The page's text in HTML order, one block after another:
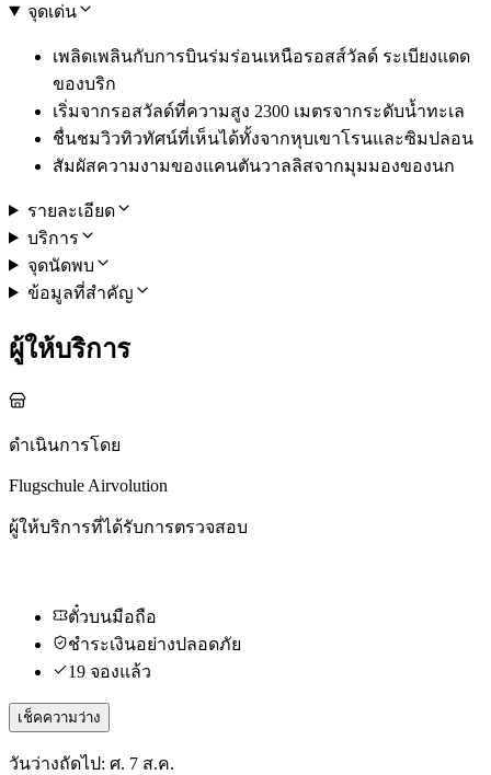
จุดเด่น
เพลิดเพลินกับการบินร่มร่อนเหนือรอสส์วัลด์ ระเบียงแดด
ของบริก
เริ่มจากรอสวัลด์ที่ความสูง 2300 เมตรจากระดับน้ำทะเล
ชื่นชมวิวทิวทัศน์ที่เห็นได้ทั้งจากหุบเขาโรนและซิมปลอน
สัมผัสความงามของแคนตันวาลลิสจากมุมมองของนก
รายละเอียด
บริการ
จุดนัดพบ
ข้อมูลที่สำคัญ
ผู้ให้บริการ
ดำเนินการโดย
Flugschule Airvolution
ผู้ให้บริการที่ได้รับการตรวจสอบ
ตั๋วบนมือถือ
ชำระเงินอย่างปลอดภัย
19 จองแล้ว
เช็คความว่าง
วันว่างถัดไป: ศ. 7 ส.ค.